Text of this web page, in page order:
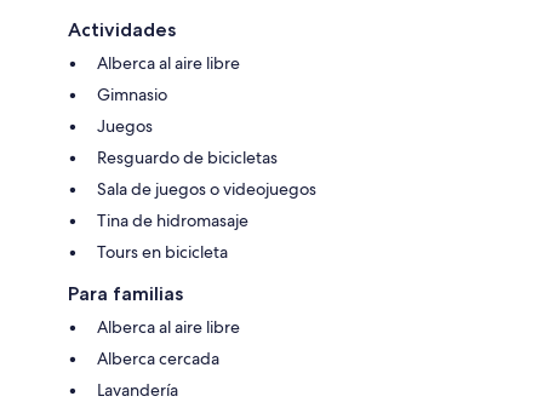
Actividades
Alberca al aire libre
Gimnasio
Juegos
Resguardo de bicicletas
Sala de juegos o videojuegos
Tina de hidromasaje
Tours en bicicleta
Para familias
Alberca al aire libre
Alberca cercada
Lavandería